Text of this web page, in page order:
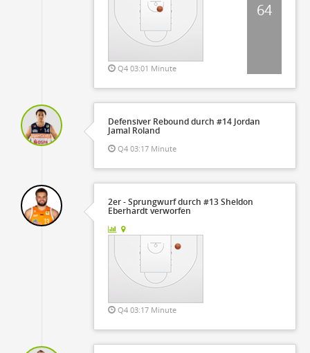
Q4 03:01 Minute
64
Defensiver Rebound durch #14 Jordan
Jamal Roland
Q4 03:17 Minute
2er - Sprungwurf durch #13 Sheldon
Eberhardt verworfen
Q4 03:17 Minute